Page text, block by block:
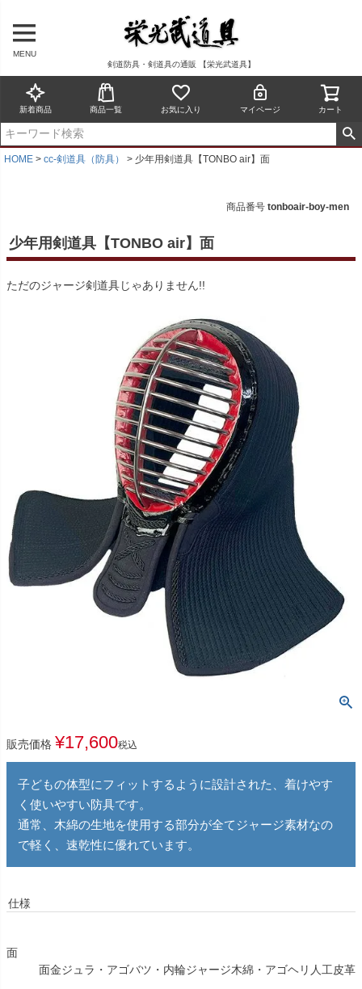
剣道防具・剣道具の通販 【栄光武道具】
MENU
新着商品 商品一覧 お気に入り マイページ カート
HOME cc-剣道具（防具） 少年用剣道具【TONBO air】面
商品番号 tonboair-boy-men
少年用剣道具【TONBO air】面
ただのジャージ剣道具じゃありません!!
販売価格 ¥17,600税込
子どもの体型にフィットするように設計された、着けやす
く使いやすい防具です。
通常、木綿の生地を使用する部分が全てジャージ素材なの
で軽く、速乾性に優れています。
仕様
面
面金ジュラ・アゴバツ・内輪ジャージ木綿・アゴヘリ人工皮革